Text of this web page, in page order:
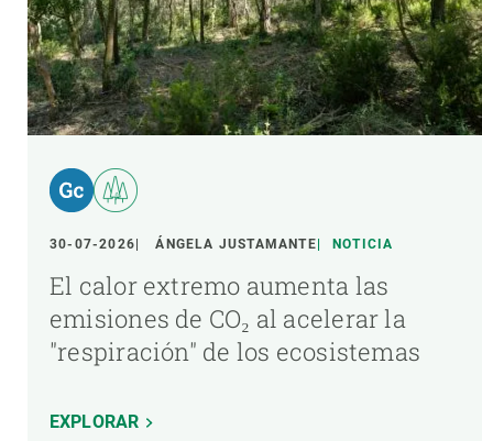
30-07-2026 ÁNGELA JUSTAMANTE NOTICIA
El calor extremo aumenta las
emisiones de CO₂ al acelerar la
"respiración" de los ecosistemas
EXPLORAR